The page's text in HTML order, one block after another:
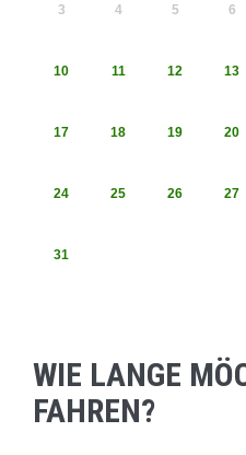
3 4 5 6
10 11 12 13
17 18 19 20
24 25 26 27
31
WIE LANGE
FAHREN?